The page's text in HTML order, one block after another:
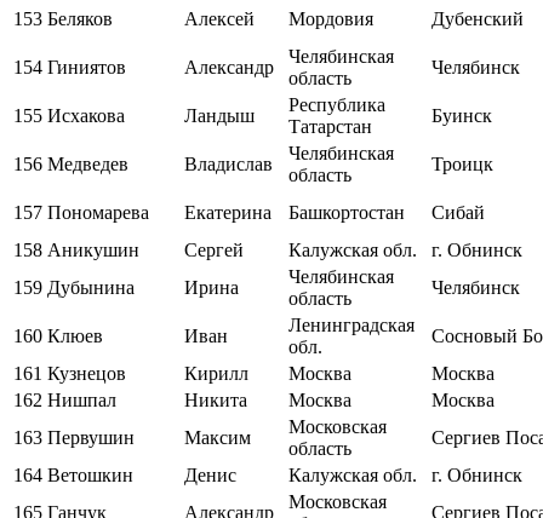
153 Беляков Алексей Мордовия Дубенский
154 Гиниятов Александр
Челябинская
область
Челябинск
155 Исхакова Ландыш
Республика
Татарстан
Буинск
156 Медведев Владислав
Челябинская
область
Троицк
157 Пономарева Екатерина Башкортостан
Сибай
158 Аникушин Сергей Калужская обл.
г. Обнинск
159 Дубынина Ирина
Челябинская
область
Челябинск
160 Клюев Иван
Ленинградская
обл.
Сосновый
161 Кузнецов Кирилл Москва
Москва
162 Нишпал Никита Москва
Москва
163 Первушин Максим
Московская
область
Сергиев
164 Ветошкин Денис Калужская обл.
г. Обнинск
165 Ганчук Александр
Московская
Сергиев